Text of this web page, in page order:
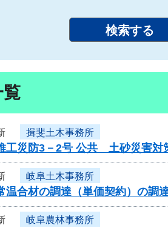
覧
揖斐土木事務所
工災防3－2号 公共 土砂災害
岐阜土木事務所
温合材の調達（単価契約）の調
岐阜農林事務所